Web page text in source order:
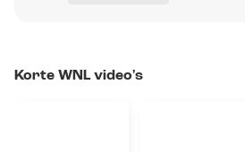
Korte WNL video's